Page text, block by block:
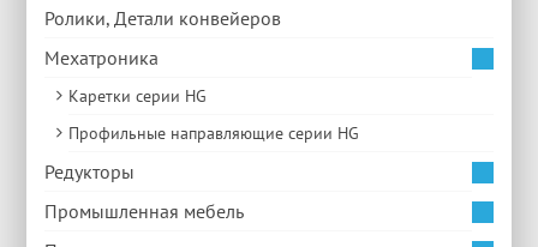
Ролики, Детали конвейеров
Мехатроника
Каретки серии HG
Профильные направляющие серии HG
Редукторы
Промышленная мебель